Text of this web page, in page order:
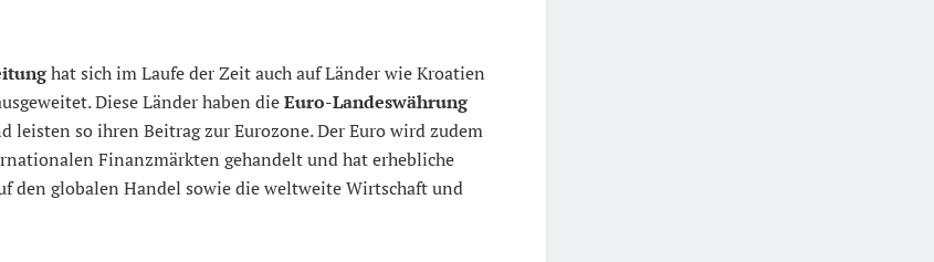
hat sich im Laufe der Zeit auch auf Länder wie Kroatien
Diese Länder haben dieEuro-Landeswährung
leisten so ihren Beitrag zur Eurozone. Der Euro wird zudem
Finanzmärkten gehandelt und hat erhebliche
den globalen Handel sowie die weltweite Wirtschaft und